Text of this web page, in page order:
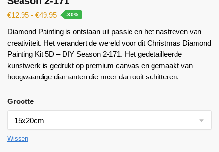
€12.95 - €49.95 -30%
Diamond Painting is ontstaan ​​uit passie en het nastreven van
creativiteit. Het verandert de wereld voor dit Christmas Diamond
Painting Kit 5D – DIY Season 2-171. Het gedetailleerde
kunstwerk is gedrukt op premium canvas en gemaakt van
hoogwaardige diamanten die meer dan ooit schitteren.
Grootte
Wissen